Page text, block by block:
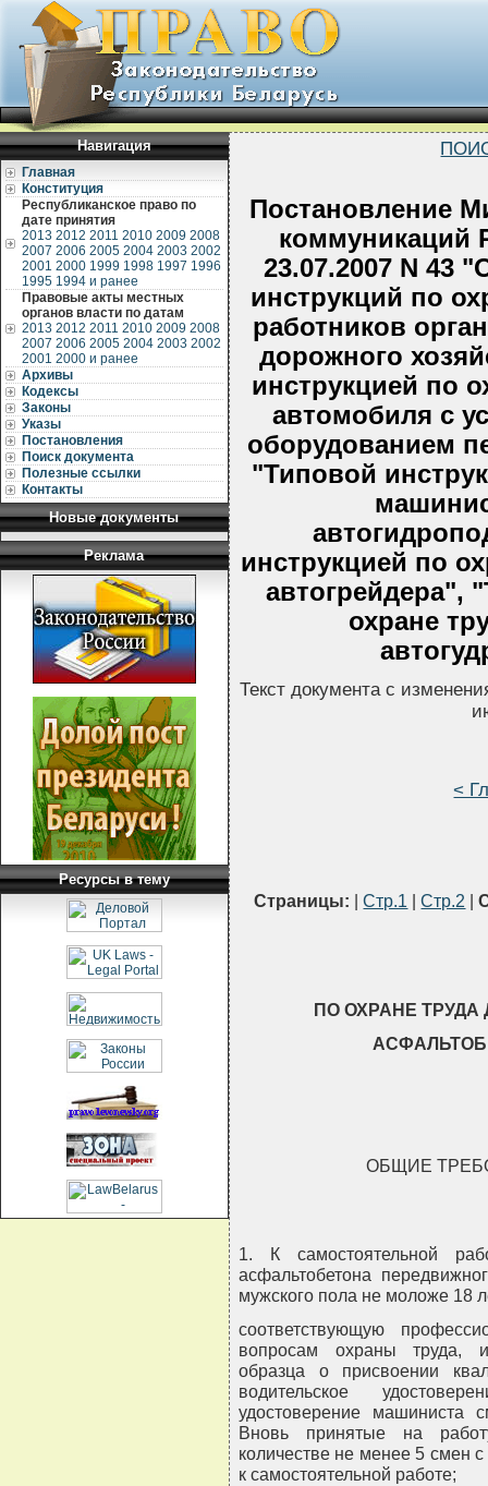
Навигация
Главная
Конституция
Республиканское право по
дате принятия
2013 2012 2011 2010 2009 2008
2007 2006 2005 2004 2003 2002
2001 2000 1999 1998 1997 1996
1995 1994 и ранее
Правовые акты местных
органов власти по датам
2013 2012 2011 2010 2009 2008
2007 2006 2005 2004 2003 2002
2001 2000 и ранее
Архивы
Кодексы
Законы
Указы
Постановления
Поиск документа
Полезные ссылки
Контакты
Новые документы
Реклама
Ресурсы в тему
Постановление
коммуникаций
23.07.2007 N 43
инструкций по
работников
дорожного
инструкцией по
автомобиля с
оборудованием
"Типовой
инструкцией по
автогрейдера",
охране
Текст документа с
<
Страницы: |Стр.1 |Стр.2 |
ПО ОХРАНЕ
ОБЩИЕ
1. К самостоятельной
асфальтобетона
мужского пола не моложе 18
соответствующую
вопросам охраны труда,
образца о присвоении
водительское
удостоверение машиниста
Вновь принятые на
количестве не менее 5 смен
к самостоятельной работе;